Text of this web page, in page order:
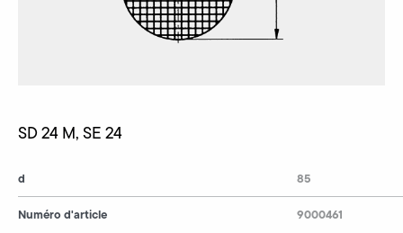
SD 24 M, SE 24
d
Numéro d'article
85
9000461